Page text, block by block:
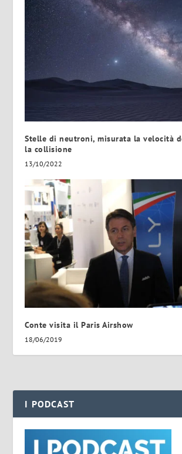
Stelle di neutroni, misurata la velocità
la collisione
13/10/2022
Conte visita il Paris Airshow
18/06/2019
I PODCAST